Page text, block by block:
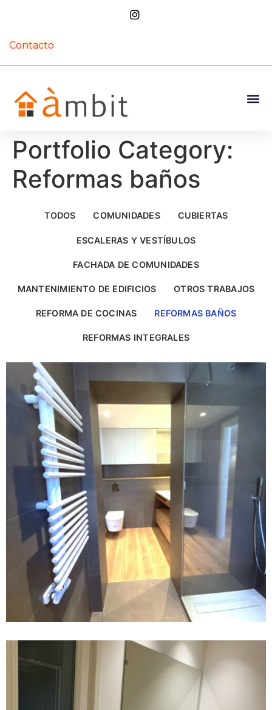
Contacto
Portfolio Category:
Reformas baños
TODOS COMUNIDADES CUBIERTAS
ESCALERAS Y VESTÍBULOS
FACHADA DE COMUNIDADES
MANTENIMIENTO DE EDIFICIOS OTROS TRABAJOS
REFORMA DE COCINAS REFORMAS BAÑOS
REFORMAS INTEGRALES